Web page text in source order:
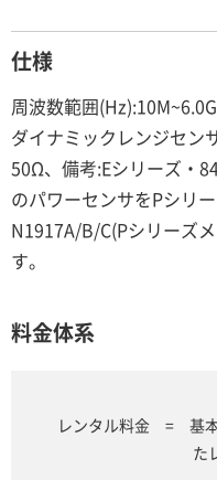
仕様
周波数範囲
ダイナミックレンジセン
50Ω、備考:Eシリーズ・
のパワーセンサをPシリ
N1917A/B/C(Pシリーズ
す。
料金体系
レンタル料金 = 基
た